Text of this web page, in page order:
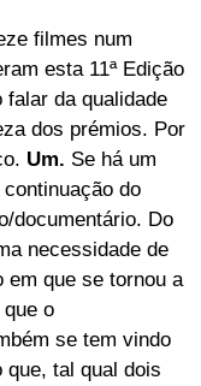
filmes num
esta 11ª Edição
da qualidade
dos prémios. Por
Um. Se há um
do
documentário. Do
necessidade de
em que se tornou a
o
se tem vindo
tal qual dois